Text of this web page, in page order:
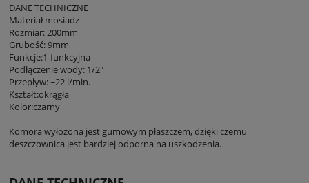
DANE TECHNICZNE
Materiał mosiadz
Rozmiar: 200mm
Grubość: 9mm
Funkcje:1-funkcyjna
Podłączenie wody: 1/2"
Przepływ: ~22 l/min.
Kształt:okrągła
Kolor:czarny
Komora wyłożona jest gumowym płaszczem, dzięki czemu
deszczownica jest bardziej odporna na uszkodzenia.